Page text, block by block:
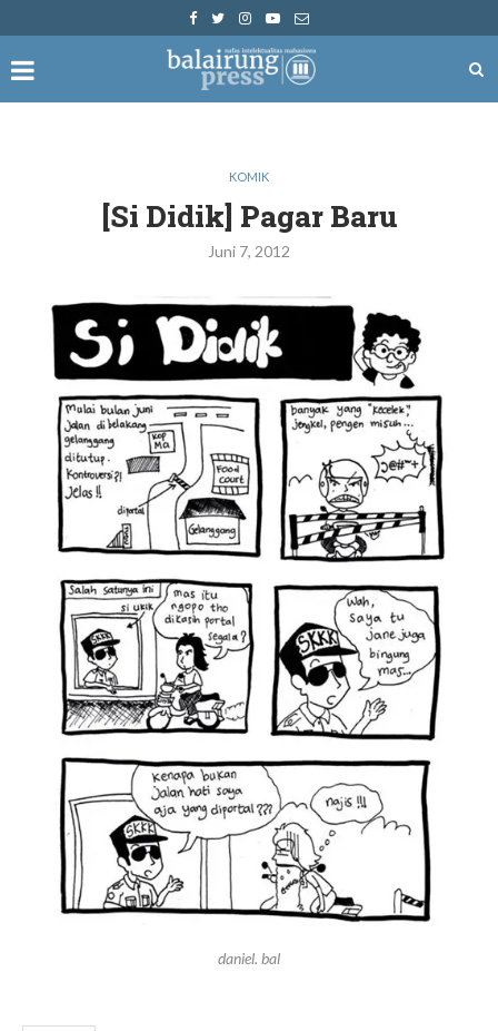
KOMIK
[Si Didik] Pagar Baru
Juni 7, 2012
daniel. bal